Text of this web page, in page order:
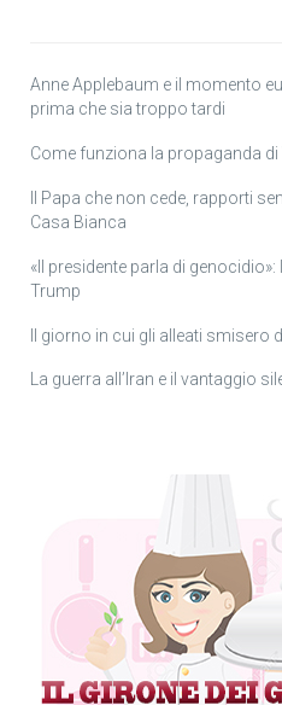
Anne Applebaum e il momento
prima che sia troppo tardi
Come funziona la propaganda di
Il Papa che non cede, rapporti
Casa Bianca
«Il presidente parla di
Trump
Il giorno in cui gli alleati smisero
La guerra all’Iran e il vantaggio